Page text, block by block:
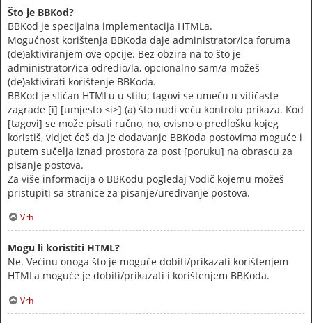
Što je BBKod?
BBKod je specijalna implementacija HTMLa.
Mogućnost korištenja BBKoda daje administrator/ica foruma
(de)aktiviranjem ove opcije. Bez obzira na to što je
administrator/ica odredio/la, opcionalno sam/a možeš
(de)aktivirati korištenje BBKoda.
BBKod je sličan HTMLu u stilu; tagovi se umeću u vitičaste
zagrade [i] [umjesto <i>] (a) što nudi veću kontrolu prikaza. Kod
[tagovi] se može pisati ručno, no, ovisno o predlošku kojeg
koristiš, vidjet ćeš da je dodavanje BBKoda postovima moguće i
putem sučelja iznad prostora za post [poruku] na obrascu za
pisanje postova.
Za više informacija o BBKodu pogledaj Vodič kojemu možeš
pristupiti sa stranice za pisanje/uređivanje postova.
Vrh
Mogu li koristiti HTML?
Ne. Većinu onoga što je moguće dobiti/prikazati korištenjem
HTMLa moguće je dobiti/prikazati i korištenjem BBKoda.
Vrh